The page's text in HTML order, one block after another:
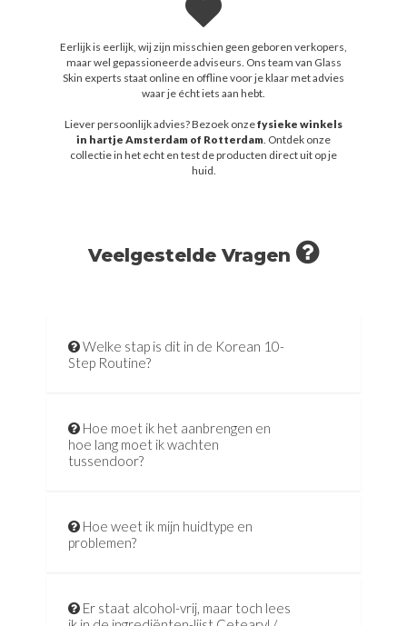
Eerlijk is eerlijk, wij zijn misschien geen geboren verkopers,
maar wel gepassioneerde adviseurs. Ons team van Glass
Skin experts staat online en offline voor je klaar met advies
waar je écht iets aan hebt.
Liever persoonlijk advies? Bezoek onzefysieke winkels
in hartje Amsterdam of Rotterdam. Ontdek onze
collectie in het echt en test de producten direct uit op je
huid.
Veelgestelde Vragen
Welke stap is dit in de Korean 10-
Step Routine?
Hoe moet ik het aanbrengen en
hoe lang moet ik wachten
tussendoor?
Hoe weet ik mijn huidtype en
problemen?
Er staat alcohol-vrij, maar toch lees